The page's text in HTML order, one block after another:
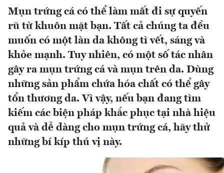
Mụn trứng cá có thể làm mất đi sự quyến
rũ từ khuôn mặt bạn. Tất cả chúng ta đều
muốn có một làn da không tì vết, sáng và
khỏe mạnh. Tuy nhiên, có một số tác nhân
gây ra mụn trứng cá và mụn trên da. Dùng
những sản phẩm chứa hóa chất có thể gây
tổn thương da. Vì vậy, nếu bạn đang tìm
kiếm các biện pháp khắc phục tại nhà hiệu
quả và dễ dàng cho mụn trứng cá, hãy thử
những bí kíp thú vị này.